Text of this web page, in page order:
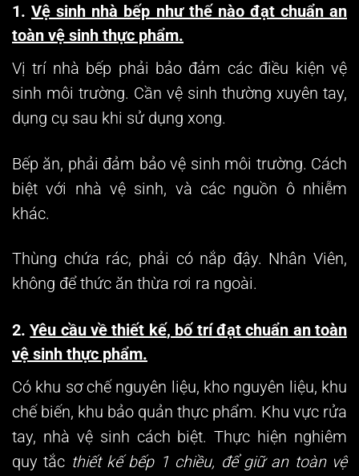
1.Vệ sinh nhà bếp như thế nào đạt chuẩn an
toàn vệ sinh thực phẩm.
Vị trí nhà bếp phải bảo đảm các điều kiện vệ
sinh môi trường. Cần vệ sinh thường xuyên tay,
dụng cụ sau khi sử dụng xong.
Bếp ăn, phải đảm bảo vệ sinh môi trường. Cách
biệt với nhà vệ sinh, và các nguồn ô nhiễm
khác.
Thùng chứa rác, phải có nắp đậy. Nhân Viên,
không để thức ăn thừa rơi ra ngoài.
2.Yêu cầu về thiết kế, bố tríđạt chuẩn an toàn
vệ sinh thực phẩm.
Có khu sơ chế nguyên liệu, kho nguyên liệu, khu
chế biến, khu bảo quản thực phẩm. Khu vực rửa
tay, nhà vệ sinh cách biệt. Thực hiện nghiêm
quy tắc thiết kế bếp 1 chiều, để giữ an toàn vệ